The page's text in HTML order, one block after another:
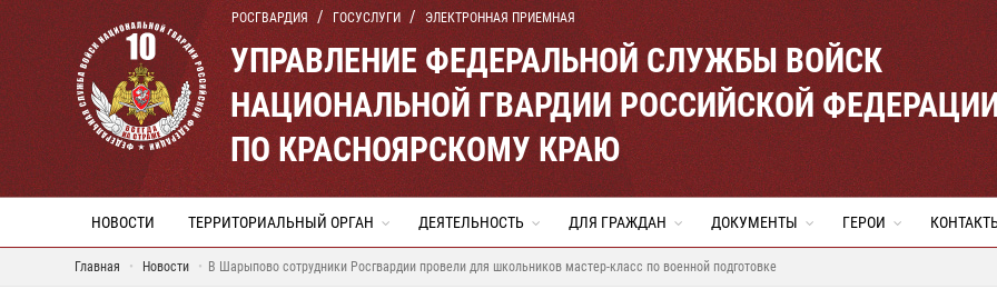
РОСГВАРДИЯ ГОСУСЛУГИ ЭЛЕКТРОННАЯ ПРИЕМНАЯ
УПРАВЛЕНИЕ ФЕДЕРАЛЬНОЙ СЛУЖБЫ ВОЙСК
НАЦИОНАЛЬНОЙ ГВАРДИИ РОССИЙСКОЙ
ПО КРАСНОЯРСКОМУ КРАЮ
НОВОСТИ ТЕРРИТОРИАЛЬНЫЙ ОРГАН ДЕЯТЕЛЬНОСТЬ ДЛЯ ГРАЖДАН ДОКУМЕНТЫ ГЕРОИ
Главная Новости В Шарыпово сотрудники Росгвардии провели для школьников мастер-класс по военной подготовке